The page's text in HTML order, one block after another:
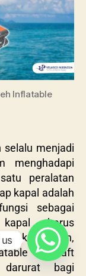
Inflatable
selalu menjadi
menghadapi
peralatan
kapal adalah
sebagai
harus
kebakaran,
life raft
bagi